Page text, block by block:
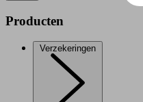
Producten
Verzekeringen